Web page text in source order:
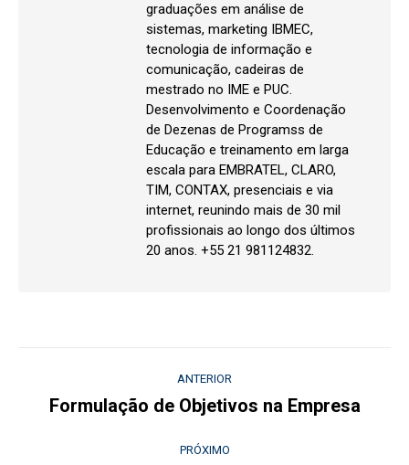
graduações em análise de
sistemas, marketing IBMEC,
tecnologia de informação e
comunicação, cadeiras de
mestrado no IME e PUC.
Desenvolvimento e Coordenação
de Dezenas de Programss de
Educação e treinamento em larga
escala para EMBRATEL, CLARO,
TIM, CONTAX, presenciais e via
internet, reunindo mais de 30 mil
profissionais ao longo dos últimos
20 anos. +55 21 981124832.
de
ANTERIOR
Post
Formulação de Objetivos na Empresa
PRÓXIMO